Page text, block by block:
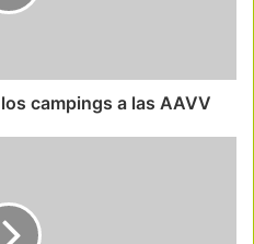
campings a las AAVV